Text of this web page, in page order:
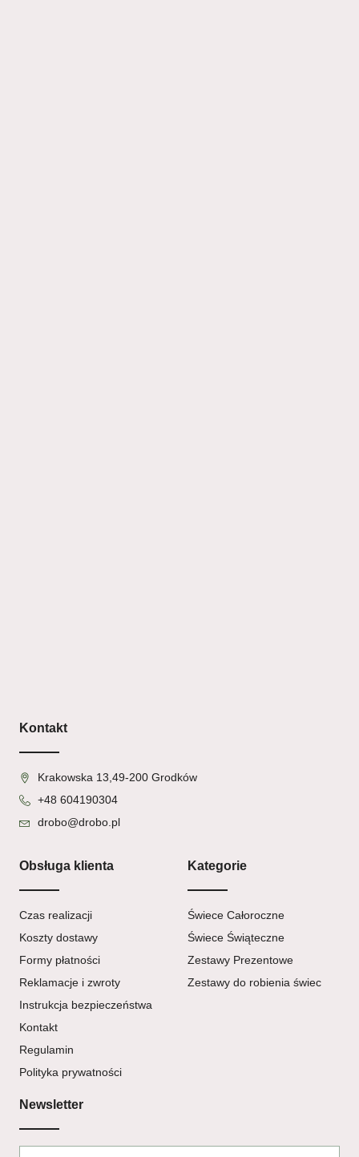
Kontakt
Krakowska 13,49-200 Grodków
+48 604190304
drobo@drobo.pl
Obsługa klienta
Czas realizacji
Koszty dostawy
Formy płatności
Reklamacje i zwroty
Instrukcja bezpieczeństwa
Kontakt
Regulamin
Polityka prywatności
Kategorie
Świece Całoroczne
Świece Świąteczne
Zestawy Prezentowe
Zestawy do robienia świec
Newsletter